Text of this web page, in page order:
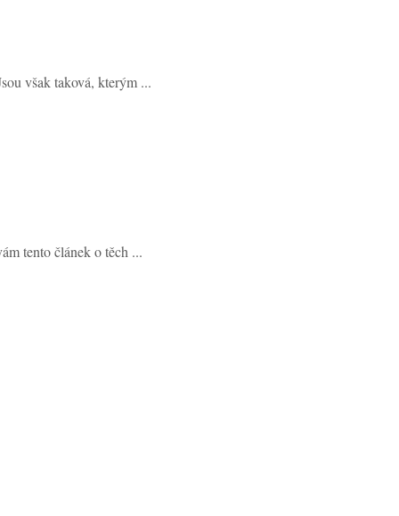
však taková, kterým ...
tento článek o těch ...